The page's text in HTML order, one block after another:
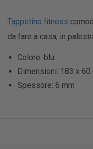
Tappetino fitness
da fare a casa, in
Colore: blu.
Dimensioni: 183 x 60
Spessore: 6 mm